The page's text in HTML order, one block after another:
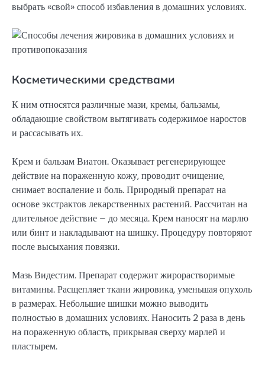
выбрать «свой» способ избавления в домашних условиях.
Косметическими средствами
К ним относятся различные мази, кремы, бальзамы,
обладающие свойством вытягивать содержимое наростов
и рассасывать их.
Крем и бальзам Виатон. Оказывает регенерирующее
действие на пораженную кожу, проводит очищение,
снимает воспаление и боль. Природный препарат на
основе экстрактов лекарственных растений. Рассчитан на
длительное действие – до месяца. Крем наносят на марлю
или бинт и накладывают на шишку. Процедуру повторяют
после высыхания повязки.
Мазь Видестим. Препарат содержит жирорастворимые
витамины. Расщепляет ткани жировика, уменьшая опухоль
в размерах. Небольшие шишки можно выводить
полностью в домашних условиях. Наносить 2 раза в день
на пораженную область, прикрывая сверху марлей и
пластырем.